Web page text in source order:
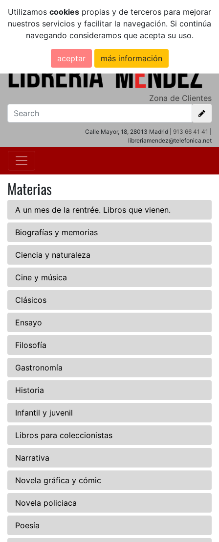
Utilizamos cookies propias y de terceros para mejorar
nuestros servicios y facilitar la navegación. Si continúa
navegando consideramos que acepta su uso.
aceptar más información
Zona de Clientes
Calle Mayor, 18, 28013 Madrid | 913 66 41 41
libreriamendez@telefonica.net
Materias
A un mes de la rentrée. Libros que vienen.
Biografías y memorias
Ciencia y naturaleza
Cine y música
Clásicos
Ensayo
Filosofía
Gastronomía
Historia
Infantil y juvenil
Libros para coleccionistas
Narrativa
Novela gráfica y cómic
Novela policiaca
Poesía